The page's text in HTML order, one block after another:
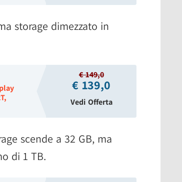
storage dimezzato in
€ 149,0
€ 139,0
Vedi Offerta
scende a 32 GB, ma
di 1 TB.